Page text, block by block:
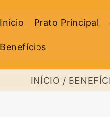
Início Prato Principal
Benefícios
INÍCIO